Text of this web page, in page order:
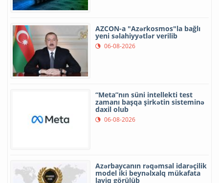
AZCON-a "Azərkosmos"la bağlı
yeni səlahiyyətlər verilib
06-08-2026
“Meta”nın süni intellekti test
zamanı başqa şirkətin sisteminə
daxil olub
06-08-2026
Azərbaycanın rəqəmsal idarəçilik
model iki beynəlxalq mükafata
layiq görülüb